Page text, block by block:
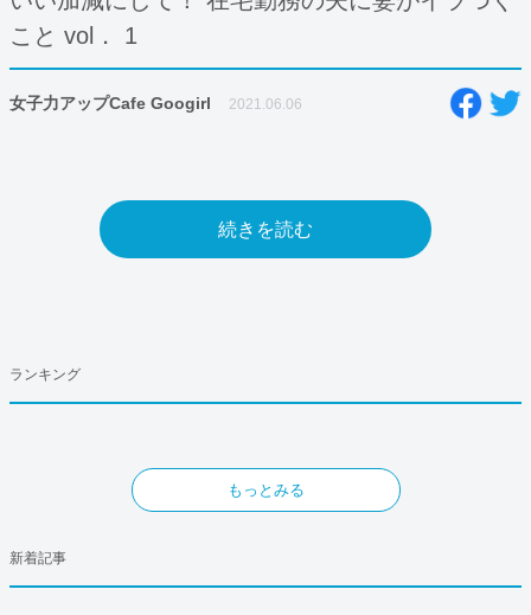
こと vol． 1
女子力アップCafe Googirl 2021.06.06
続きを読む
ランキング
もっとみる
新着記事